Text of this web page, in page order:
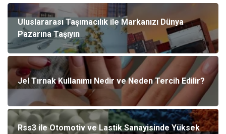
Uluslararası Taşımacılık ile Markanızı Dünya
Pazarına Taşıyın
Jel Tırnak Kullanımı Nedir ve Neden Tercih Edilir?
Rss3 ile Otomotiv ve Lastik Sanayisinde Yüksek